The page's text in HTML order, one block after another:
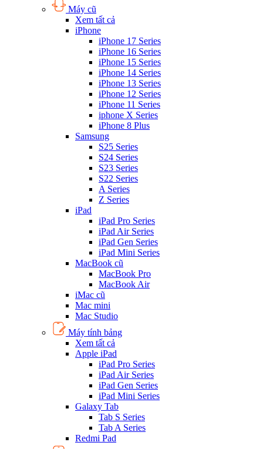
Máy cũ
Xem tất cả
iPhone
iPhone 17 Series
iPhone 16 Series
iPhone 15 Series
iPhone 14 Series
iPhone 13 Series
iPhone 12 Series
iPhone 11 Series
iphone X Series
iPhone 8 Plus
Samsung
S25 Series
S24 Series
S23 Series
S22 Series
A Series
Z Series
iPad
iPad Pro Series
iPad Air Series
iPad Gen Series
iPad Mini Series
MacBook cũ
MacBook Pro
MacBook Air
iMac cũ
Mac mini
Mac Studio
Máy tính bảng
Xem tất cả
Apple iPad
iPad Pro Series
iPad Air Series
iPad Gen Series
iPad Mini Series
Galaxy Tab
Tab S Series
Tab A Series
Redmi Pad